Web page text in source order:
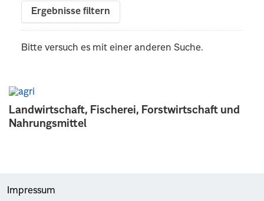
Landwirtschaft, Fischerei, Forstwirtschaft und
Nahrungsmittel
Ergebnisse filtern
Bitte versuch es mit einer anderen Suche.
Impressum